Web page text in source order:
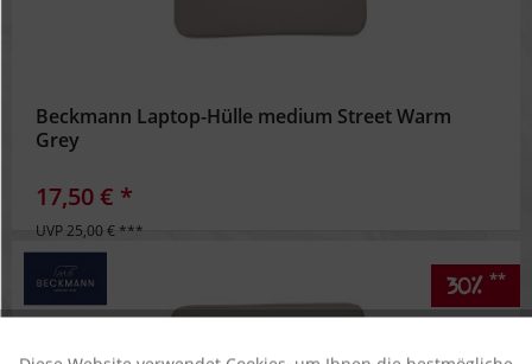
Beckmann Laptop-Hülle medium Street Warm
Grey
17,50 € *
UVP 25,00 € ***
30% **